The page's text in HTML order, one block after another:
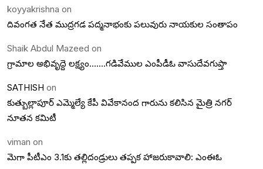
koyyakrishna on
దివంగత నేత ముద్రగడ పద్మనాభంకు పలువురు నాయకుల సంతాపం
Shaik Abdul Mazeed on
గ్రామాల అభివృద్దె లక్ష్యం…….గడివేముల ఎంపీడీఓ వాసుదేవగుప్తా
SATHISH on
కుత్బుల్లాపూర్ ఎమ్మెల్యే కేపీ వివేకానంద గారును కలిసిన మైత్రి నగర్
నూతన కమిటీ
viman on
మెగా పీటీఎం 3.1కు తల్లిదండ్రులు తప్పక హాజరుకావాలి: ఎంఈఓ